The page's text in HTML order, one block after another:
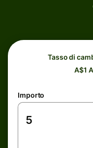
Tasso di
A$1
Importo